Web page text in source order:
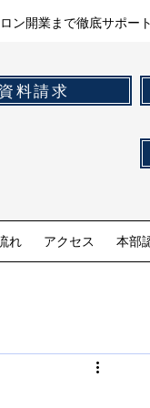
ン開業まで徹底サポート
料請求
れ アクセス 本部